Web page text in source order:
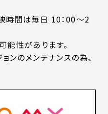
時間は毎日 10：00～2
性があります。
ンのメンテナンスの為、